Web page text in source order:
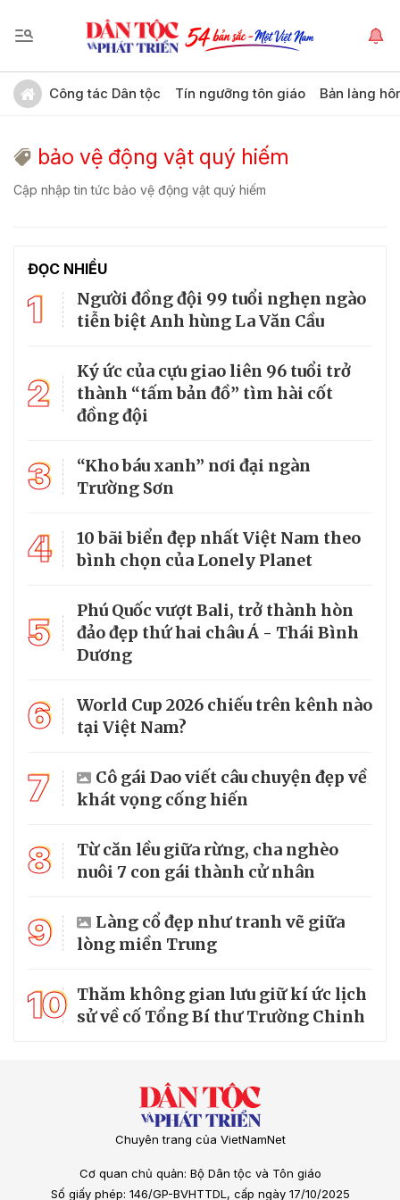
Công tác Dân tộc Tín ngưỡng tôn giáo Bản làng
bảo vệ động vật quý hiếm
Cập nhập tin tức bảo vệ động vật quý hiếm
ĐỌC NHIỀU
1
Người đồng đội 99 tuổi nghẹn ngào
tiễn biệt Anh hùng La Văn Cầu
2
Ký ức của cựu giao liên 96 tuổi trở
thành “tấm bản đồ” tìm hài cốt
đồng đội
3
“Kho báu xanh” nơi đại ngàn
Trường Sơn
4
10 bãi biển đẹp nhất Việt Nam theo
bình chọn của Lonely Planet
5
Phú Quốc vượt Bali, trở thành hòn
đảo đẹp thứ hai châu Á - Thái Bình
Dương
6
World Cup 2026 chiếu trên kênh nào
tại Việt Nam?
7
Cô gái Dao viết câu chuyện đẹp về
khát vọng cống hiến
8
Từ căn lều giữa rừng, cha nghèo
nuôi 7 con gái thành cử nhân
9
Làng cổ đẹp như tranh vẽ giữa
lòng miền Trung
10 Thăm không gian lưu giữ kí ức lịch
sử về cố Tổng Bí thư Trường Chinh
Chuyên trang của VietNamNet
Cơ quan chủ quản: Bộ Dân tộc và Tôn giáo
Số giấy phép: 146/GP-BVHTTDL, cấp ngày 17/10/2025